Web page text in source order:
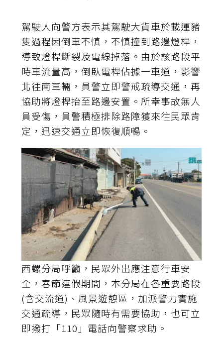
駕駛人向警方表示其駕駛大貨車於載運豬
隻過程因倒車不慎，不慎撞到路邊燈桿，
導致燈桿斷裂及電線掉落。由於該路段平
時車流量高，倒臥電桿佔據一車道，影響
北往南車輛，員警立即警戒疏導交通，再
協助將燈桿抬至路邊安置。所幸事故無人
員受傷，員警積極排除路障獲來往民眾肯
定，迅速交通立即恢復順暢。
西螺分局呼籲，民眾外出應注意行車安
全，春節連假期間，本分局在各重要路段
(含交流道)、風景遊憩區，加派警力實施
交通疏導，民眾隨時有需要協助，也可立
即撥打「110」電話向警察求助。